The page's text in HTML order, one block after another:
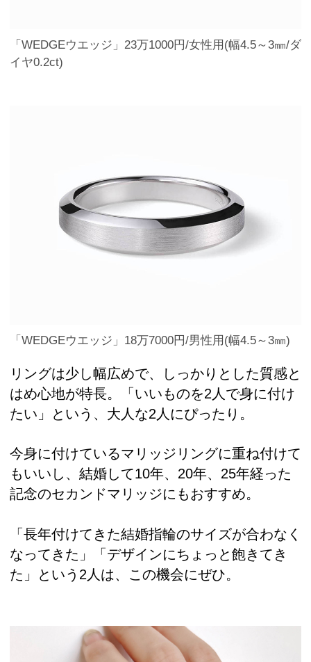
「WEDGEウエッジ」23万1000円/女性用(幅4.5～3㎜/ダ
イヤ0.2ct)
「WEDGEウエッジ」18万7000円/男性用(幅4.5～3㎜)
リングは少し幅広めで、しっかりとした質感と
はめ心地が特長。「いいものを2人で身に付け
たい」という、大人な2人にぴったり。
今身に付けているマリッジリングに重ね付けて
もいいし、結婚して10年、20年、25年経った
記念のセカンドマリッジにもおすすめ。
「長年付けてきた結婚指輪のサイズが合わなく
なってきた」「デザインにちょっと飽きてき
た」という2人は、この機会にぜひ。